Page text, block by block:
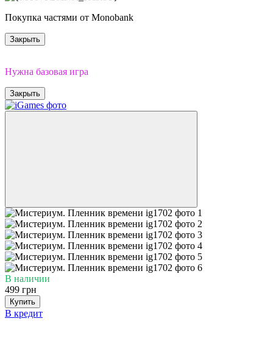
Покупка частями от Monobank
Закрыть
Нужна базовая игра
Закрыть
В наличии
499 грн
Купить
В кредит